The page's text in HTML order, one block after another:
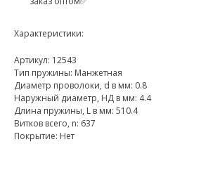
Характеристики:
Артикул: 12543
Тип пружины: Манжетная
Диаметр проволоки, d в мм: 0.8
Наружный диаметр, НД в мм: 4.4
Длина пружины, L в мм: 510.4
Витков всего, n: 637
Покрытие: Нет